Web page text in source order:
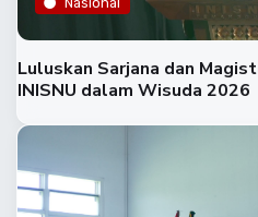
Luluskan Sarjana dan
INISNU dalam Wisuda 2026